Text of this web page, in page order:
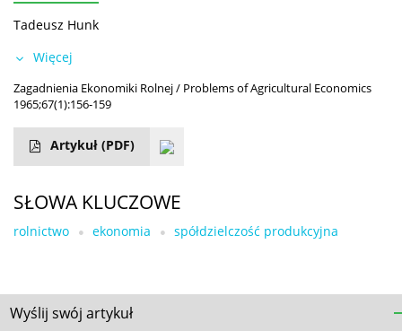
Tadeusz Hunk
Więcej
Zagadnienia Ekonomiki Rolnej / Problems of Agricultural Economics
1965;67(1):156-159
Artykuł (PDF)
SŁOWA KLUCZOWE
rolnictwo ekonomia spółdzielczość produkcyjna
Wyślij swój artykuł